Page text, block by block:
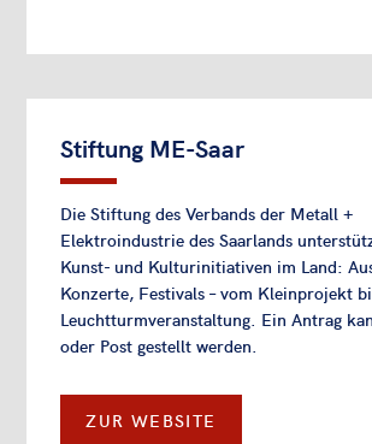
Stiftung ME-Saar
Die Stiftung des Verbands der Metall +
Elektroindustrie des Saarlands
Kunst- und Kulturinitiativen im Land:
Konzerte, Festivals – vom Kleinprojekt
Leuchtturmveranstaltung. Ein Antrag
oder Post gestellt werden.
ZUR WEBSITE